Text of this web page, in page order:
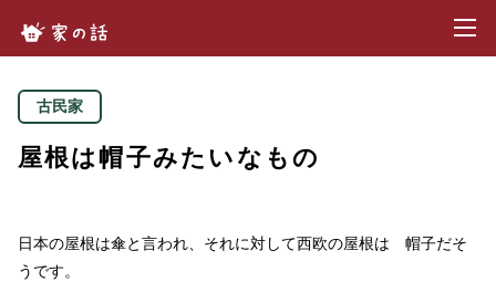
古民家
屋根は帽子みたいなもの
日本の屋根は傘と言われ、それに対して西欧の屋根は 帽子だそ
うです。